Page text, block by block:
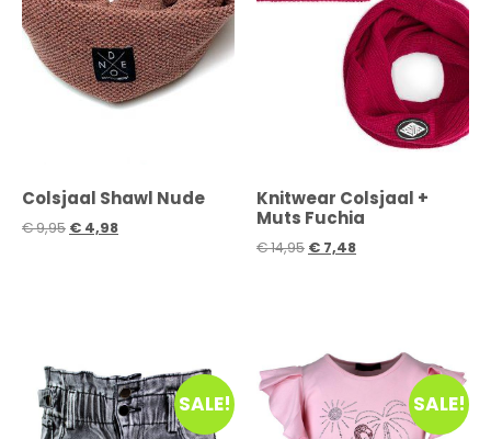
Colsjaal Shawl Nude
€9,95 € 4,98
Knitwear Colsjaal +
Muts Fuchia
€14,95 € 7,48
SALE! SALE!